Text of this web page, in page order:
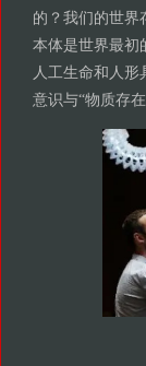
的？我们的世界
本体是世界最初
人工生命和人
意识与“物质存